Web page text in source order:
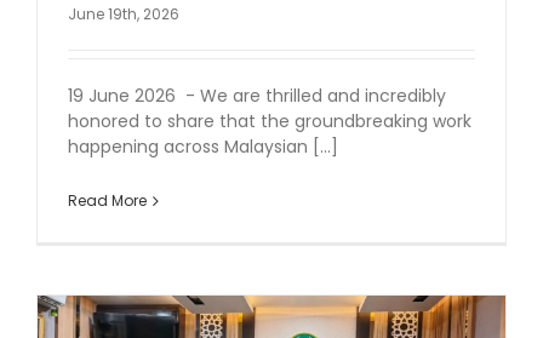
June 19th, 2026
19 June 2026 - We are thrilled and incredibly
honored to share that the groundbreaking work
happening across Malaysian [...]
Read More